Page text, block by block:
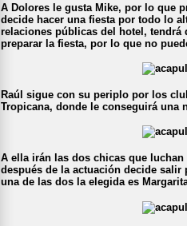
A Dolores le gusta Mike, por lo que
decide hacer una fiesta por todo lo
relaciones públicas del hotel, tendrá
preparar la fiesta, por lo que no
Raúl sigue con su periplo por los
Tropicana, donde le conseguirá una
A ella irán las dos chicas que
después de la actuación decide salir
una de las dos la elegida es